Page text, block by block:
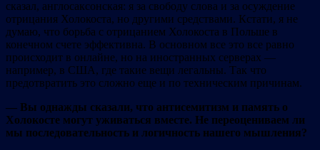
сказал, англосаксонская: я за свободу слова и за осуждение
отрицания Холокоста, но другими средствами. Кстати, я не
думаю, что борьба с отрицанием Холокоста в Польше в
конечном счете эффективна. В основном все это все равно
происходит в онлайне, но на иностранных серверах —
например, в США, где такие вещи легальны. Так что
предотвратить это сложно еще и по техническим причинам.
— Вы однажды сказали, что антисемитизм и память о
Холокосте могут уживаться вместе. Не переоцениваем ли
мы последовательность и логичность нашего мышления?